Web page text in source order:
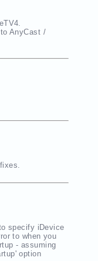
AnyCast /
specify iDevice
to when you
- assuming
option